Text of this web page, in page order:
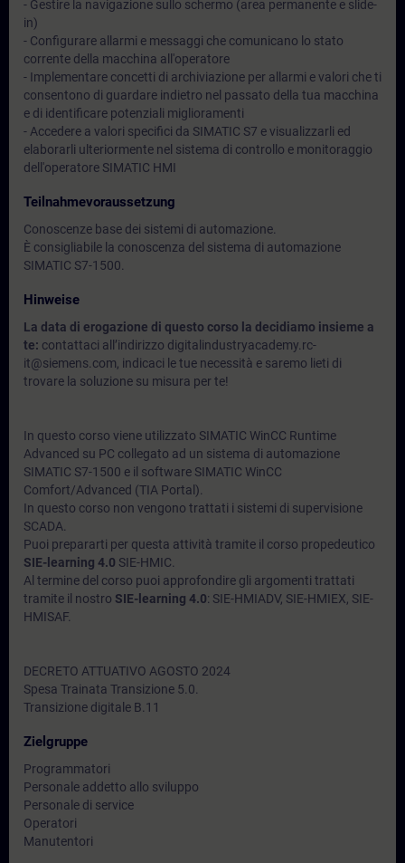
- Gestire la navigazione sullo schermo (area permanente e slide-
in)
- Configurare allarmi e messaggi che comunicano lo stato
corrente della macchina all'operatore
- Implementare concetti di archiviazione per allarmi e valori che ti
consentono di guardare indietro nel passato della tua macchina
e di identificare potenziali miglioramenti
- Accedere a valori specifici da SIMATIC S7 e visualizzarli ed
elaborarli ulteriormente nel sistema di controllo e monitoraggio
dell'operatore SIMATIC HMI
Teilnahmevoraussetzung
Conoscenze base dei sistemi di automazione.
È consigliabile la conoscenza del sistema di automazione
SIMATIC S7-1500.
Hinweise
La data di erogazione di questo corso la decidiamo insieme a
te: contattaci all’indirizzo digitalindustryacademy.rc-
it@siemens.com, indicaci le tue necessità e saremo lieti di
trovare la soluzione su misura per te!
In questo corso viene utilizzato SIMATIC WinCC Runtime
Advanced su PC collegato ad un sistema di automazione
SIMATIC S7-1500 e il software SIMATIC WinCC
Comfort/Advanced (TIA Portal).
In questo corso non vengono trattati i sistemi di supervisione
SCADA.
Puoi prepararti per questa attività tramite il corso propedeutico
SIE-learning 4.0 SIE-HMIC.
Al termine del corso puoi approfondire gli argomenti trattati
tramite il nostro SIE-learning 4.0: SIE-HMIADV, SIE-HMIEX, SIE-
HMISAF.
DECRETO ATTUATIVO AGOSTO 2024
Spesa Trainata Transizione 5.0.
Transizione digitale B.11
Zielgruppe
Programmatori
Personale addetto allo sviluppo
Personale di service
Operatori
Manutentori